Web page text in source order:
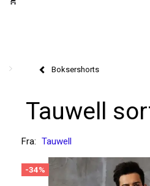
Boksershorts
Tauwell
Fra: Tauwell
-34%